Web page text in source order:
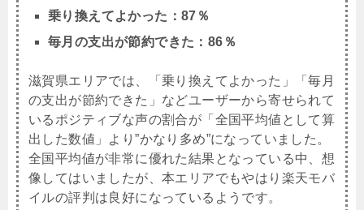
乗り換えてよかった：87％
毎月の支出が節約できた：86％
滋賀県エリアでは、「乗り換えてよかった」「毎月
の支出が節約できた」などユーザーから寄せられて
いるポジティブな声の割合が「全国平均値として算
出した数値」より”かなり多め”になっていました。
全国平均値が非常に優れた結果となっている中、想
像してはいましたが、本エリアでもやはり楽天モバ
イルの評判は良好になっているようです。